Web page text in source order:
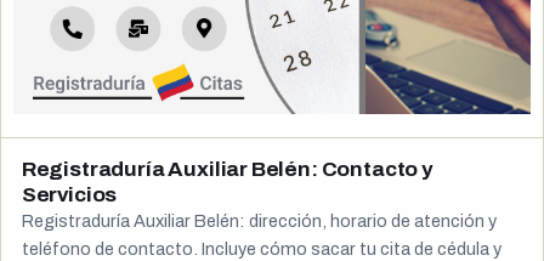
Registraduría Auxiliar Belén: Contacto y
Servicios
Registraduría Auxiliar Belén: dirección, horario de atención y
teléfono de contacto. Incluye cómo sacar tu cita de cédula y